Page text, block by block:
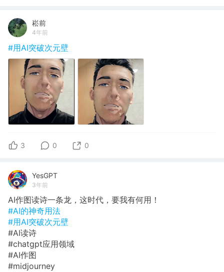
崧前
4年前
#用AI突破次元壁
3 0 0
YesGPT
3年前
AI作图读诗一条龙，这时代，要我有何用！
#AI的神奇用法
#用AI突破次元壁
#AI读诗
#chatgpt应用领域
#AI作图
#midjourney